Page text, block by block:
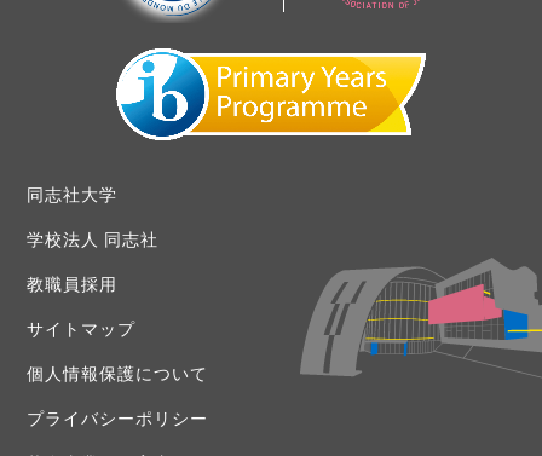
同志社大学
学校法人 同志社
教職員採用
サイトマップ
個人情報保護について
プライバシーポリシー